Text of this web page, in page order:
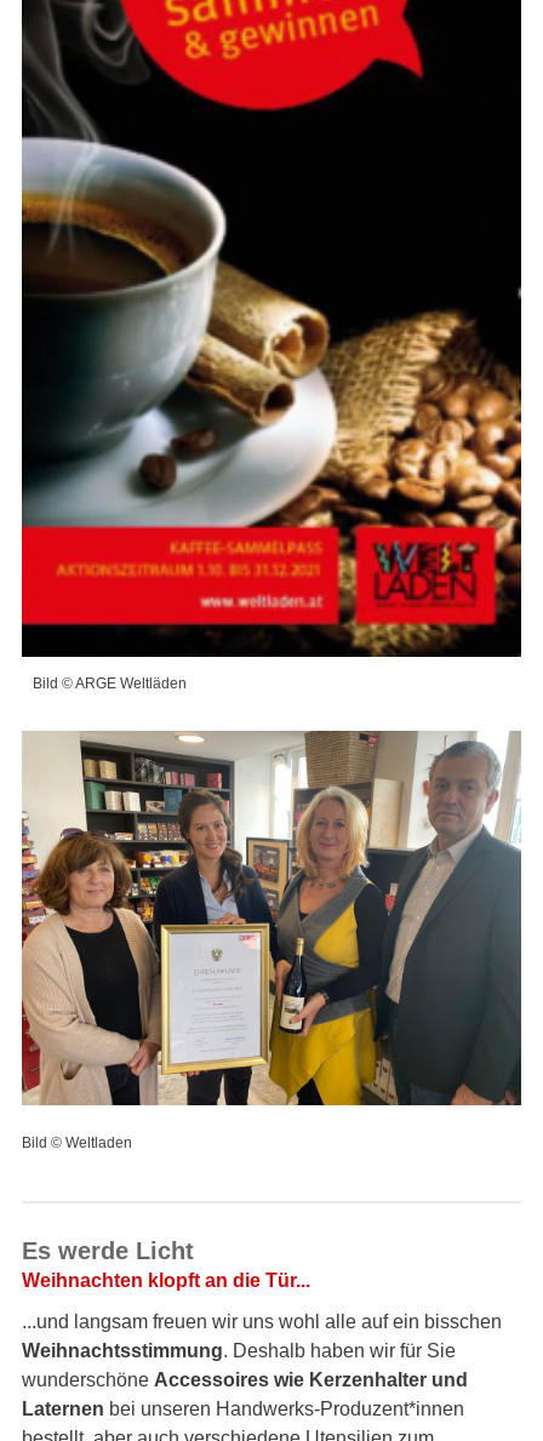
Bild © ARGE Weltläden
Bild © Weltladen
Es werde Licht
Weihnachten klopft an die Tür...
...und langsam freuen wir uns wohl alle auf ein bisschen
Weihnachtsstimmung. Deshalb haben wir für Sie
wunderschöne Accessoires wie Kerzenhalter und
Laternen bei unseren Handwerks-Produzent*innen